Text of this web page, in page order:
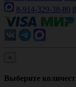
8-914-329-38-80
×
Выберите